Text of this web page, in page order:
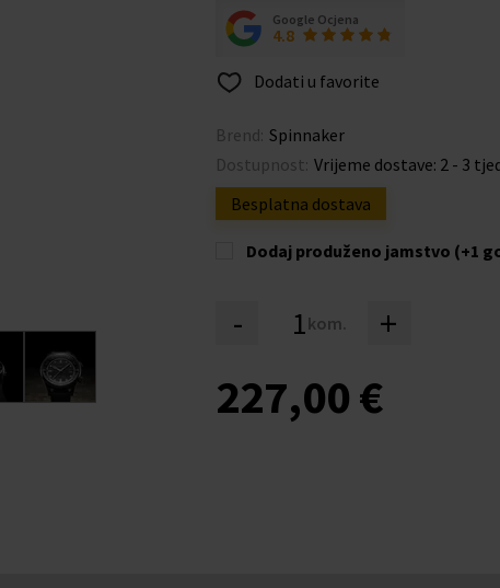
Google Ocjena
4.8
Dodati u favorite
Brend: Spinnaker
Dostupnost: Vrijeme dostave: 2 - 3
Besplatna dostava
Dodaj produženo jamstvo (+1
- kom. +
227,00 €